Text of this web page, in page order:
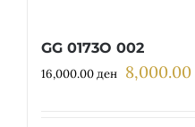
GG 0173O 002
16,000.00ден Original
8,000.00